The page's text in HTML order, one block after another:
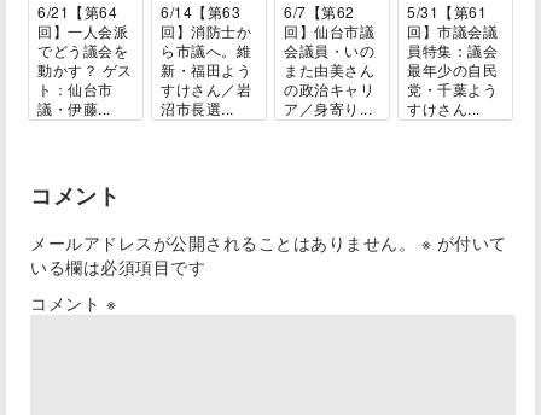
6/21【第64
回】一人会派
でどう議会を
動かす？ ゲス
ト：仙台市
議・伊藤...
6/14【第63
回】消防士か
ら市議へ。維
新・福田よう
すけさん／岩
沼市長選...
6/7【第62
回】仙台市議
会議員・いの
また由美さん
の政治キャリ
ア／身寄り...
5/31【第61
回】市議会議
員特集：議会
最年少の自民
党・千葉よう
すけさん...
コメント
メールアドレスが公開されることはありません。 ※ が付いて
いる欄は必須項目です
コメント ※